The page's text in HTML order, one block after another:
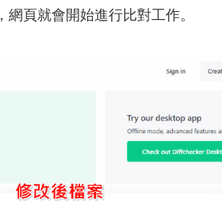
網頁就會開始進行比對工作。